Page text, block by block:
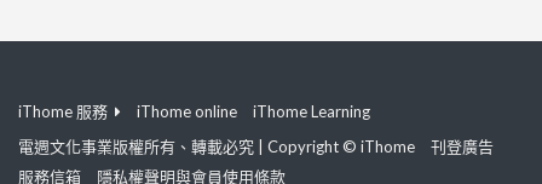
iThome 服務 iThome online
iThome Learning
電週文化事業版權所有、轉載必究 | Copyright © iThome
刊登廣告
服務信箱
隱私權聲明與會員使用條款